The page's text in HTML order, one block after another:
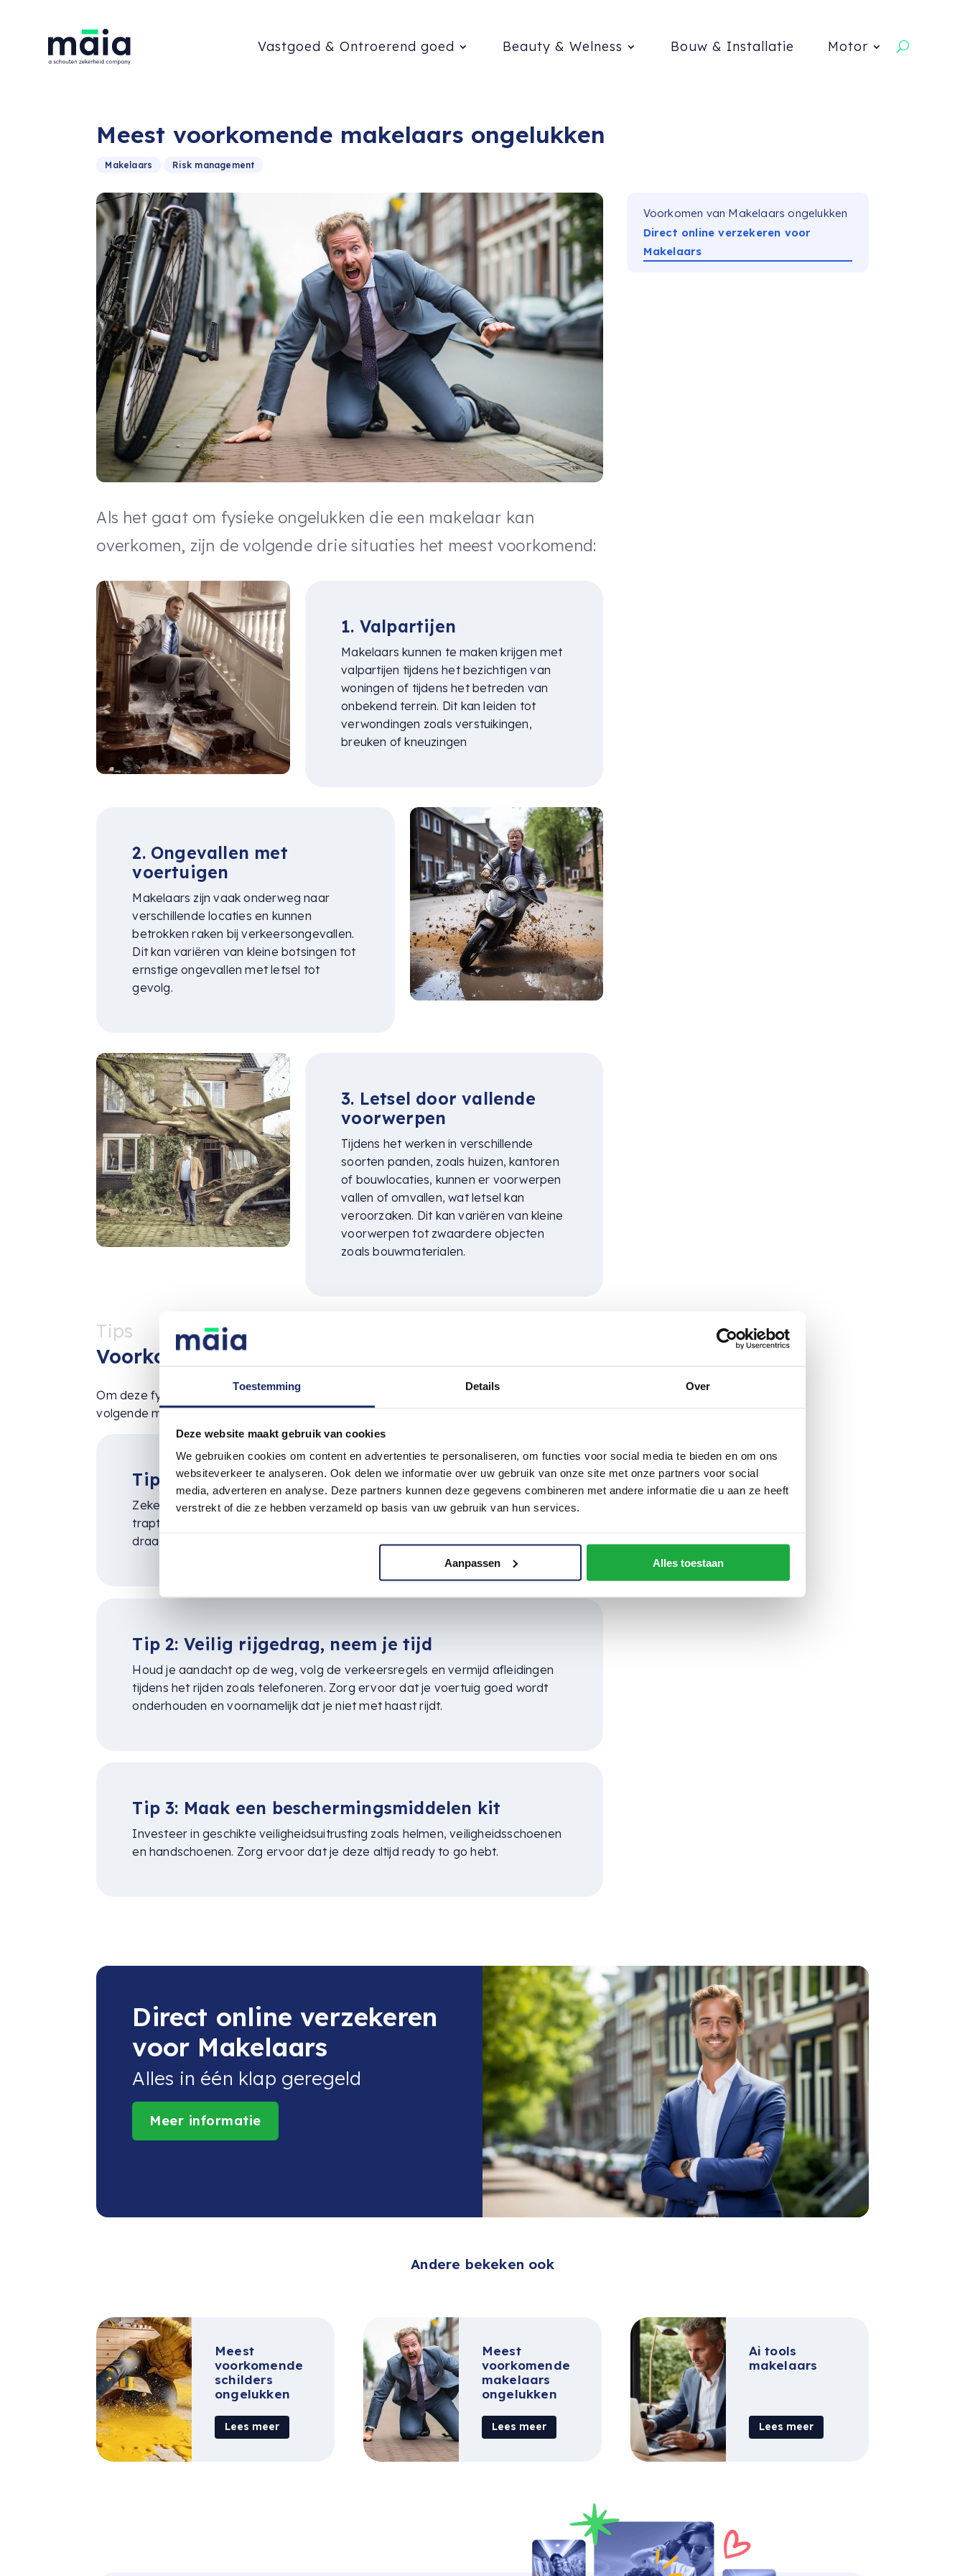
Toestemming Details Over
Deze website maakt gebruik van cookies
We gebruiken cookies om content en advertenties te personaliseren, om functies voor social media te bieden en om ons
websiteverkeer te analyseren. Ook delen we informatie over uw gebruik van onze site met onze partners voor social
media, adverteren en analyse. Deze partners kunnen deze gegevens combineren met andere informatie die u aan ze heeft
verstrekt of die ze hebben verzameld op basis van uw gebruik van hun services.
Aanpassen Alles toestaan
Vastgoed & Ontroerend goed Beauty & Welness Bouw & Installatie Motor
Meest voorkomende makelaars ongelukken
Makelaars Risk management
Als het gaat om fysieke ongelukken die een makelaar kan
overkomen, zijn de volgende drie situaties het meest voorkomend:
1. Valpartijen
Makelaars kunnen te maken krijgen met
valpartijen tijdens het bezichtigen van
woningen of tijdens het betreden van
onbekend terrein. Dit kan leiden tot
verwondingen zoals verstuikingen,
breuken of kneuzingen
2. Ongevallen met
voertuigen
Makelaars zijn vaak onderweg naar
verschillende locaties en kunnen
betrokken raken bij verkeersongevallen.
Dit kan variëren van kleine botsingen tot
ernstige ongevallen met letsel tot
gevolg.
3. Letsel door vallende
voorwerpen
Tijdens het werken in verschillende
soorten panden, zoals huizen, kantoren
of bouwlocaties, kunnen er voorwerpen
vallen of omvallen, wat letsel kan
veroorzaken. Dit kan variëren van kleine
voorwerpen tot zwaardere objecten
zoals bouwmaterialen.
Tips
Voorkomen van Makelaars ongelukken
Om deze fysieke ongelukken te voorkomen, is het belangrijk voor makelaars om de
volgende maatregelen te nemen:
Tip 1: Wees bewust van je omgeving
Zeker bij huisbezoeken wees alert op mogelijke gevaren zoals losse
traptreden, oneffen terrein of gladde oppervlakken. Kijk goed waar je loopt,
draag geschikt schoeisel en gebruik indien nodig bescherming zoals een helm.
Tip 2: Veilig rijgedrag, neem je tijd
Houd je aandacht op de weg, volg de verkeersregels en vermijd afleidingen
tijdens het rijden zoals telefoneren. Zorg ervoor dat je voertuig goed wordt
onderhouden en voornamelijk dat je niet met haast rijdt.
Tip 3: Maak een beschermingsmiddelen kit
Investeer in geschikte veiligheidsuitrusting zoals helmen, veiligheidsschoenen
en handschoenen. Zorg ervoor dat je deze altijd ready to go hebt.
Voorkomen van Makelaars ongelukken
Direct online verzekeren voor
Makelaars
Direct online verzekeren
voor Makelaars
Alles in één klap geregeld
Meer informatie
Andere bekeken ook
Meest
voorkomende
schilders
ongelukken
Lees meer
Meest
voorkomende
makelaars
ongelukken
Lees meer
Ai tools
makelaars
Lees meer